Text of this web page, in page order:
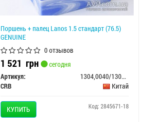
Поршень + палец Lanos 1.5 стандарт (76.5)
GENUINE
0 отзывов
1 521грн
сегодня
Артикул:
1304,0040/1304117/96350120+96110730/76,47мм
CRB
Китай
КУПИТЬ Код: 2845671-18